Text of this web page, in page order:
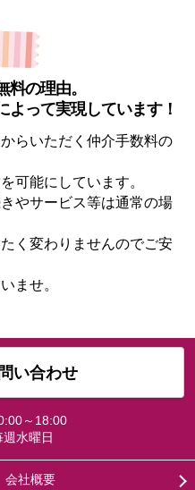
料の理由。
よって実現しています！
らいただく仲介手数料の
可能にしています。
やサービス等は通常の場
く変わりませんのでご安
ませ。
い合わせ
～18:00
週水曜日
会社概要